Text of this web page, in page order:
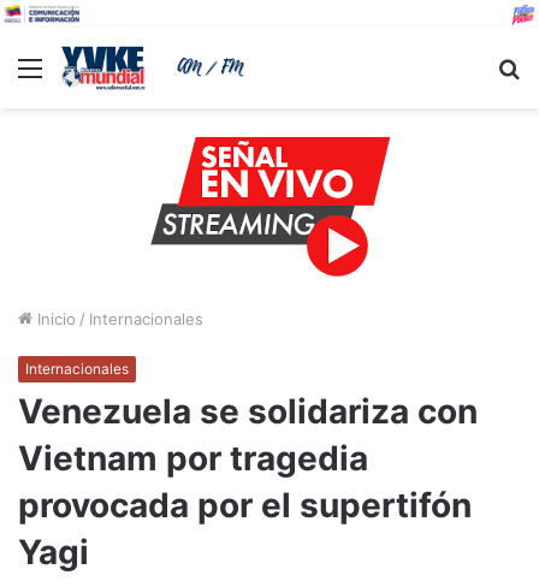
Menu
Inicio / Internacionales
Internacionales
Venezuela se solidariza con
Vietnam por tragedia
provocada por el supertifón
Yagi